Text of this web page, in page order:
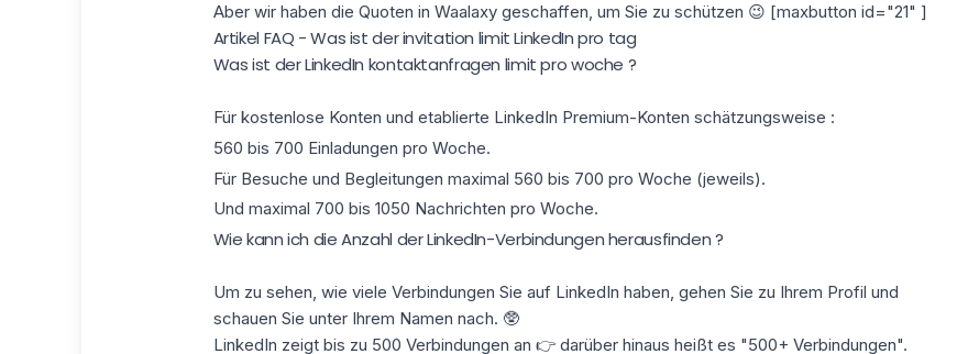
Aber wir haben die Quoten in Waalaxygeschaffen, um Sie zu schützen 😉 [maxbutton id="21" ]
Artikel FAQ - Was ist der invitation limit LinkedIn pro tag
Was ist der LinkedIn kontaktanfragen limit pro woche ?
Für kostenlose Konten und etablierte LinkedIn Premium-Konten schätzungsweise :
560 bis 700 Einladungen pro Woche.
Für Besuche und Begleitungen maximal 560 bis 700 pro Woche (jeweils).
Und maximal 700 bis 1050 Nachrichten pro Woche.
Wie kann ich die Anzahl der LinkedIn-Verbindungen herausfinden ?
Um zu sehen, wie viele Verbindungen Sie auf LinkedIn haben, gehen Sie zu Ihrem Profil und
schauen Sie unter Ihrem Namen nach. 🥸
LinkedIn zeigt bis zu 500 Verbindungen an 👉 darüber hinaus heißt es "500+ Verbindungen".